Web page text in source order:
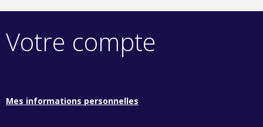
Votre compte
Mes informations personnelles